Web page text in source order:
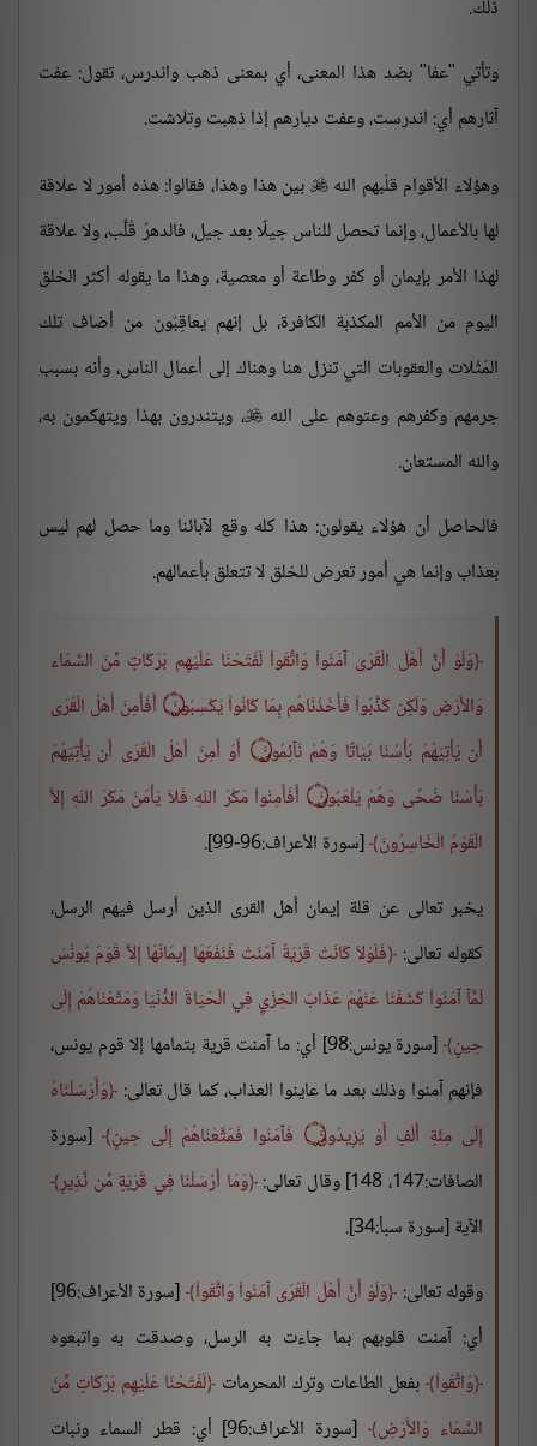
ذلك.
وتأتي "عفا" بضد هذا المعنى، أي بمعنى ذهب واندرس، تقول: عفت
آثارهم أي: اندرست، وعفت ديارهم إذا ذهبت وتلاشت.
وهؤلاء الأقوام قلّبهم الله بين هذا وهذا، فقالوا: هذه أمور لا علاقة
لها بالأعمال، وإنما تحصل للناس جيلًا بعد جيل، فالدهرُ قُلَّب، ولا علاقة
لهذا الأمر بإيمان أو كفر وطاعة أو معصية، وهذا ما يقوله أكثر الخلق
اليوم من الأمم المكذبة الكافرة، بل إنهم يعاقِبُون من أضاف تلك
المَثُلات والعقوبات التي تنزل هنا وهناك إلى أعمال الناس، وأنه بسبب
جرمهم وكفرهم وعتوهم على الله، ويتندرون بهذا ويتهكمون به،
والله المستعان.
فالحاصل أن هؤلاء يقولون: هذا كله وقع لآبائنا وما حصل لهم ليس
بعذاب وإنما هي أمور تعرض للخلق لا تتعلق بأعمالهم.
وَلَوْ أَنَّ أَهْلَ الْقُرَى آمَنُواْ وَاتَّقَواْ لَفَتَحْنَا عَلَيْهِم بَرَكَاتٍ مِّنَ السَّمَاء
وَالأَرْضِ وَلَكِن كَذَّبُواْ فَأَخَذْنَاهُم بِمَا كَانُواْ يَكْسِبُونَ ۝ أَفَأَمِنَ أَهْلُ الْقُرَى
أَن يَأْتِيَهُمْ بَأْسُنَا بَيَاتًا وَهُمْ نَآئِمُونَ ۝ أَوَ أَمِنَ أَهْلُ الْقُرَى أَن يَأْتِيَهُمْ
بَأْسُنَا ضُحًى وَهُمْ يَلْعَبُونَ ۝ أَفَأَمِنُواْ مَكْرَ اللّهِ فَلاَ يَأْمَنُ مَكْرَ اللّهِ إِلاَّ
الْقَوْمُ الْخَاسِرُونَ [سورة الأعراف:96-99].
يخبر تعالى عن قلة إيمان أهل القرى الذين أرسل فيهم الرسل،
كقوله تعالى: فَلَوْلاَ كَانَتْ قَرْيَةٌ آمَنَتْ فَنَفَعَهَا إِيمَانُهَا إِلاَّ قَوْمَ يُونُسَ
لَمَّآ آمَنُواْ كَشَفْنَا عَنْهُمْ عَذَابَ الخِزْيِ فِي الْحَيَاةَ الدُّنْيَا وَمَتَّعْنَاهُمْ إِلَى
حِينٍ
[سورة يونس:98] أي: ما آمنت قرية بتمامها إلا قوم يونس،
فإنهم آمنوا وذلك بعد ما عاينوا العذاب، كما قال تعالى: وَأَرْسَلْنَاهُ
إِلَى مِئَةِ أَلْفٍ أَوْ يَزِيدُونَ ۝ فَآمَنُوا فَمَتَّعْنَاهُمْ إِلَى حِينٍ
[سورة
الصافات:147، 148] وقال تعالى:
وَمَا أَرْسَلْنَا فِي قَرْيَةٍ مِّن نَّذِيرٍ
الآية [سورة سبأ:34].
وقوله تعالى: وَلَوْ أَنَّ أَهْلَ الْقُرَى آمَنُواْ وَاتَّقَواْ
[سورة الأعراف:96]
أي: آمنت قلوبهم بما جاءت به الرسل، وصدقت به واتبعوه
وَاتَّقَواْ بفعل الطاعات وترك المحرمات لَفَتَحْنَا عَلَيْهِم بَرَكَاتٍ مِّنَ
السَّمَاء وَالأَرْضِ
[سورة الأعراف:96] أي: قطر السماء ونبات